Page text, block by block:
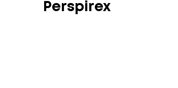
Perspirex